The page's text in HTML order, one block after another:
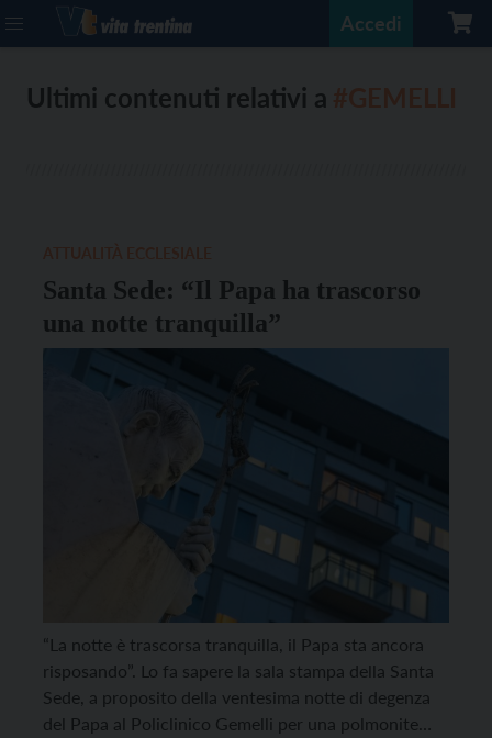
Accedi
Ultimi contenuti relativi a
Santa Sede: “Il Papa ha trascorso
una notte tranquilla”
“La notte è trascorsa tranquilla, il Papa sta ancora
risposando”. Lo fa sapere la sala stampa della Santa
Sede, a proposito della ventesima notte di degenza
del Papa al Policlinico Gemelli per una polmonite